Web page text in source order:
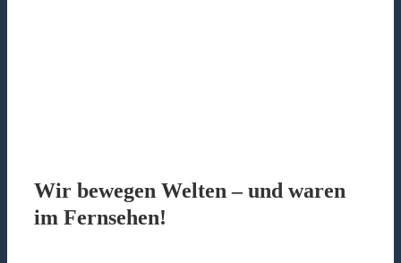
Wir bewegen Welten – und waren
im Fernsehen!